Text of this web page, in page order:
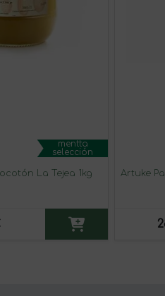
mentta
selección
La Tejea 1kg Artuke